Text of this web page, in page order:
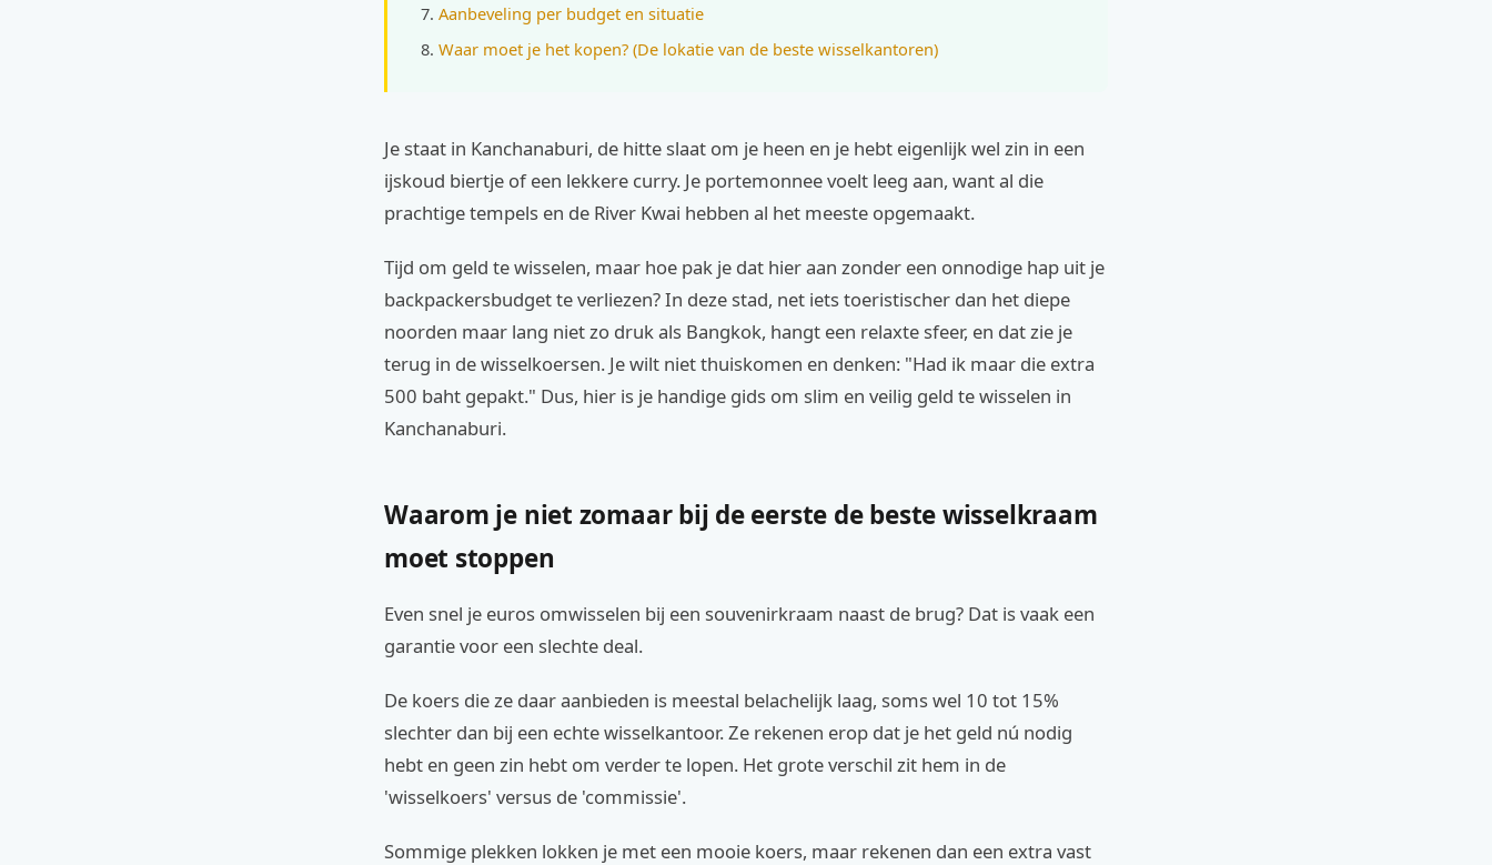
Aanbeveling per budget en situatie
Waar moet je het kopen? (De lokatie van de beste wisselkantoren)
Je staat in Kanchanaburi, de hitte slaat om je heen en je hebt eigenlijk wel zin in een
ijskoud biertje of een lekkere curry. Je portemonnee voelt leeg aan, want al die
prachtige tempels en de River Kwai hebben al het meeste opgemaakt.
Tijd om geld te wisselen, maar hoe pak je dat hier aan zonder een onnodige hap uit je
backpackersbudget te verliezen? In deze stad, net iets toeristischer dan het diepe
noorden maar lang niet zo druk als Bangkok, hangt een relaxte sfeer, en dat zie je
terug in de wisselkoersen. Je wilt niet thuiskomen en denken: "Had ik maar die extra
500 baht gepakt." Dus, hier is je handige gids om slim en veilig geld te wisselen in
Kanchanaburi.
Waarom je niet zomaar bij de eerste de beste wisselkraam
moet stoppen
Even snel je euros omwisselen bij een souvenirkraam naast de brug? Dat is vaak een
garantie voor een slechte deal.
De koers die ze daar aanbieden is meestal belachelijk laag, soms wel 10 tot 15%
slechter dan bij een echte wisselkantoor. Ze rekenen erop dat je het geld nú nodig
hebt en geen zin hebt om verder te lopen. Het grote verschil zit hem in de
'wisselkoers' versus de 'commissie'.
Sommige plekken lokken je met een mooie koers, maar rekenen dan een extra vast